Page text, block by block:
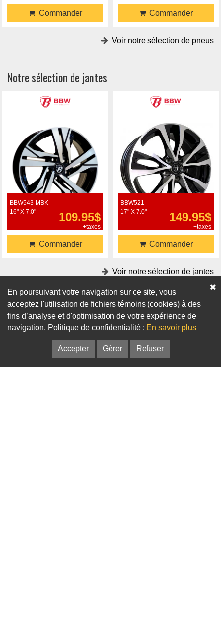
Commander Commander
Voir notre sélection de pneus
Notre sélection de jantes
BBW543-MBK
16" X 7.0"
109.95$
+taxes
Commander
BBW521
17" X 7.0"
149.95$
+taxes
Commander
Voir notre sélection de jantes
Accessoires
Adaptateurs Bagues de centrage
En poursuivant votre navigation sur ce site, vous
acceptez l'utilisation de fichiers témoins (cookies) à des
fins d’analyse et d'optimisation de votre expérience de
navigation. Politique de confidentialité : En savoir plus
Accepter Gérer Refuser